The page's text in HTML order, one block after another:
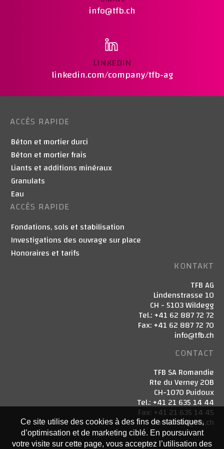
info@tfb.ch
LINKEDIN
linkedin.com/company/tfb-ag
ACCÈS RAPIDE
Béton et mortier durci
Béton et mortier frais
Liants et additions minéraux
Granulats
Eau
ACCÈS RAPIDE
Fondations, sols et stabilisation
Investigations des ouvrage sur place
Honoraires et tarifs
KONTAKT
TFB AG
Lindenstrasse 10
CH - 5103 Wildegg
Tel.: +41 62 887 72 72
Fax: +41 62 887 72 70
info@tfb.ch
CONTACT
TFB SA Romandie
Rte du Verney 20B
CH-1070 Puidoux
Tel.: +41 21 635 14 44
Fax: +41 21 635 14 45
romandie@tfb.ch
Ce site utilise des cookies à des fins de statistiques,
d’optimisation et de marketing ciblé. En poursuivant
votre visite sur cette page, vous acceptez l’utilisation des